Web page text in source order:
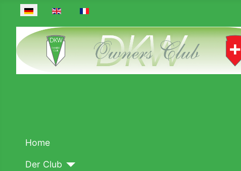
Sprache auswählen
Home
Der Club